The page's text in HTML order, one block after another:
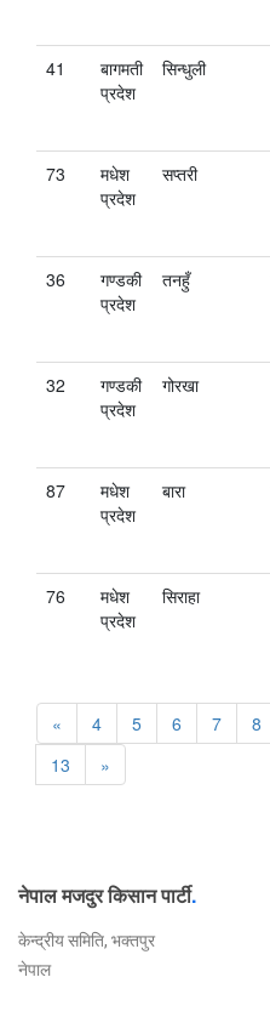
41
बागमती
प्रदेश
सिन्धुली
73
मधेश
प्रदेश
सप्तरी
36
गण्डकी
प्रदेश
तनहुँ
32
गण्डकी
प्रदेश
गोरखा
87
मधेश
प्रदेश
बारा
76
मधेश
प्रदेश
सिराहा
« 4 5 6 7 8
13
»
नेपाल मजदुर किसान पार्टी.
केन्द्रीय समिति, भक्तपुर
नेपाल